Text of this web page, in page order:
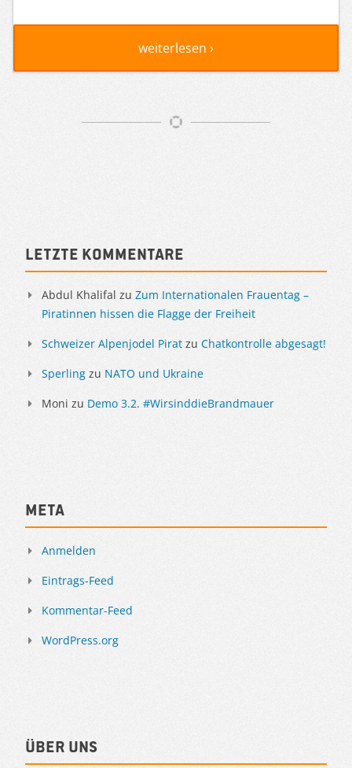
weiterlesen ›
Sidebar
Letzte Kommentare
Abdul Khalifal zu Zum Internationalen Frauentag –
Piratinnen hissen die Flagge der Freiheit
Schweizer Alpenjodel Pirat zu Chatkontrolle abgesagt!
Sperling zu NATO und Ukraine
Moni zu Demo 3.2. #WirsinddieBrandmauer
Meta
Anmelden
Eintrags-Feed
Kommentar-Feed
WordPress.org
Über uns